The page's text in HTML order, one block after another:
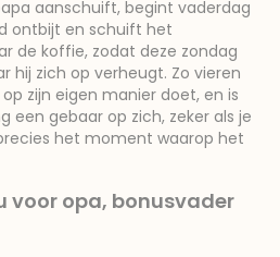
aanschuift, begint vaderdag
ontbijt en schuift het
de koffie, zodat deze zondag
hij zich op verheugt. Zo vieren
zijn eigen manier doet, en is
een gebaar op zich, zeker als je
het moment waarop het
voor opa, bonusvader